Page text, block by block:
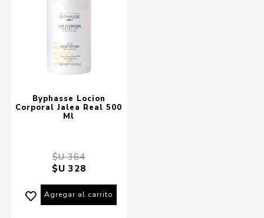
Byphasse Locion
Corporal Jalea Real 500
Ml
$U 364
$U 328
Agregar al carrito